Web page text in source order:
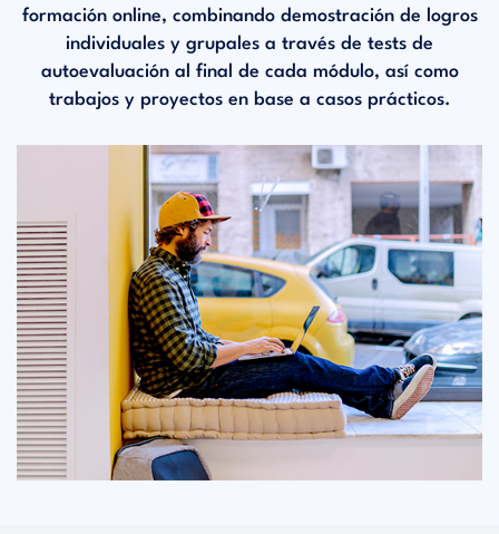
formación online, combinando demostración de logros
individuales y grupales a través de tests de
autoevaluación al final de cada módulo, así como
trabajos y proyectos en base a casos prácticos.